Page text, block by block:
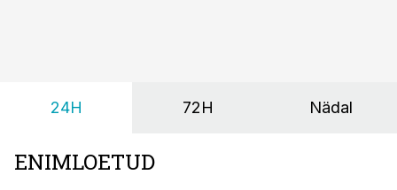
24H 72H Nädal
ENIMLOETUD